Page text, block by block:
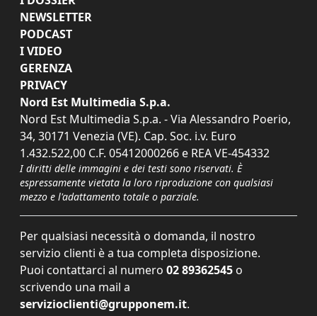
NEWSLETTER
PODCAST
I VIDEO
GERENZA
PRIVACY
Nord Est Multimedia S.p.a.
Nord Est Multimedia S.p.a. - Via Alessandro Poerio,
34, 30171 Venezia (VE). Cap. Soc. i.v. Euro
1.432.522,00 C.F. 05412000266 e REA VE-454332
I diritti delle immagini e dei testi sono riservati. È
espressamente vietata la loro riproduzione con qualsiasi
mezzo e l'adattamento totale o parziale.
Per qualsiasi necessità o domanda, il nostro
servizio clienti è a tua completa disposizione.
Puoi contattarci al numero 02 89362545 o
scrivendo una mail a
servizioclienti@grupponem.it.